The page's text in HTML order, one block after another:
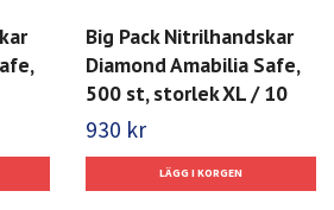
Big Pack Nitrilhandskar
Diamond Amabilia Safe,
500 st, storlek XL / 10
930 kr